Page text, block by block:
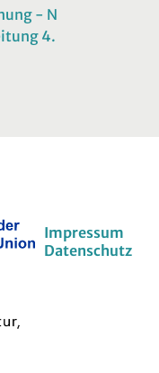
- N
4.
Impressum
Datenschutz